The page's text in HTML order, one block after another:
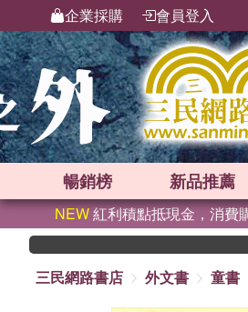
企業採購 會員登入
暢銷榜 新品推薦
NEW紅利積點抵現金，消費
三民網路書店
外文書 童書